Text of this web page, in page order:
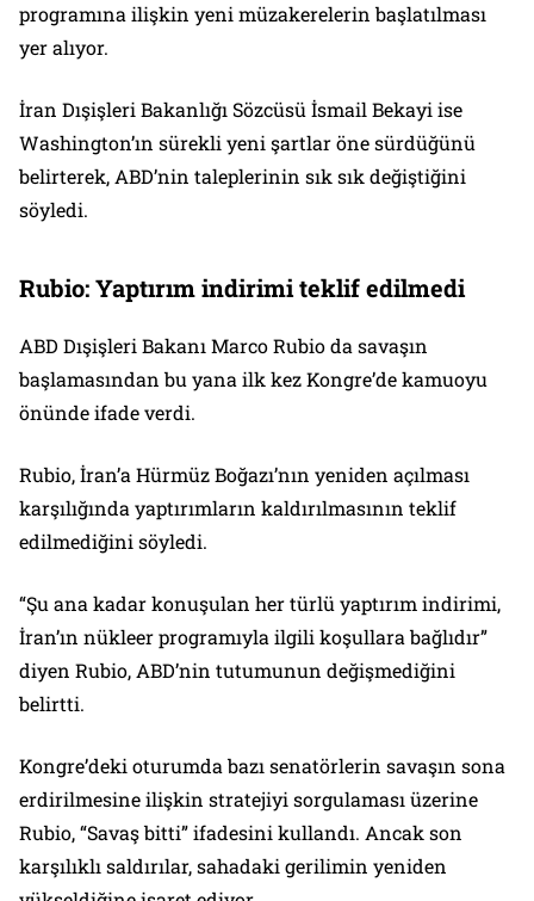
programına ilişkin yeni müzakerelerin başlatılması
yer alıyor.
İran Dışişleri Bakanlığı Sözcüsü İsmail Bekayi ise
Washington’ın sürekli yeni şartlar öne sürdüğünü
belirterek, ABD’nin taleplerinin sık sık değiştiğini
söyledi.
Rubio: Yaptırım indirimi teklif edilmedi
ABD Dışişleri Bakanı Marco Rubio da savaşın
başlamasından bu yana ilk kez Kongre’de kamuoyu
önünde ifade verdi.
Rubio, İran’a Hürmüz Boğazı’nın yeniden açılması
karşılığında yaptırımların kaldırılmasının teklif
edilmediğini söyledi.
“Şu ana kadar konuşulan her türlü yaptırım indirimi,
İran’ın nükleer programıyla ilgili koşullara bağlıdır”
diyen Rubio, ABD’nin tutumunun değişmediğini
belirtti.
Kongre’deki oturumda bazı senatörlerin savaşın sona
erdirilmesine ilişkin stratejiyi sorgulaması üzerine
Rubio, “Savaş bitti” ifadesini kullandı. Ancak son
karşılıklı saldırılar, sahadaki gerilimin yeniden